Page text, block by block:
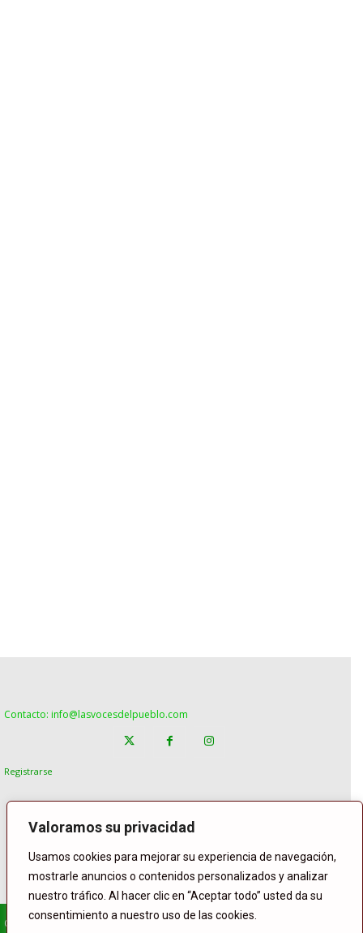
Valoramos su privacidad
Usamos cookies para mejorar su experiencia de navegación,
mostrarle anuncios o contenidos personalizados y analizar
nuestro tráfico. Al hacer clic en “Aceptar todo” usted da su
consentimiento a nuestro uso de las cookies.
Contacto: info@lasvocesdelpueblo.com
Registrarse
© Copyright Lasvocesdelpueblo